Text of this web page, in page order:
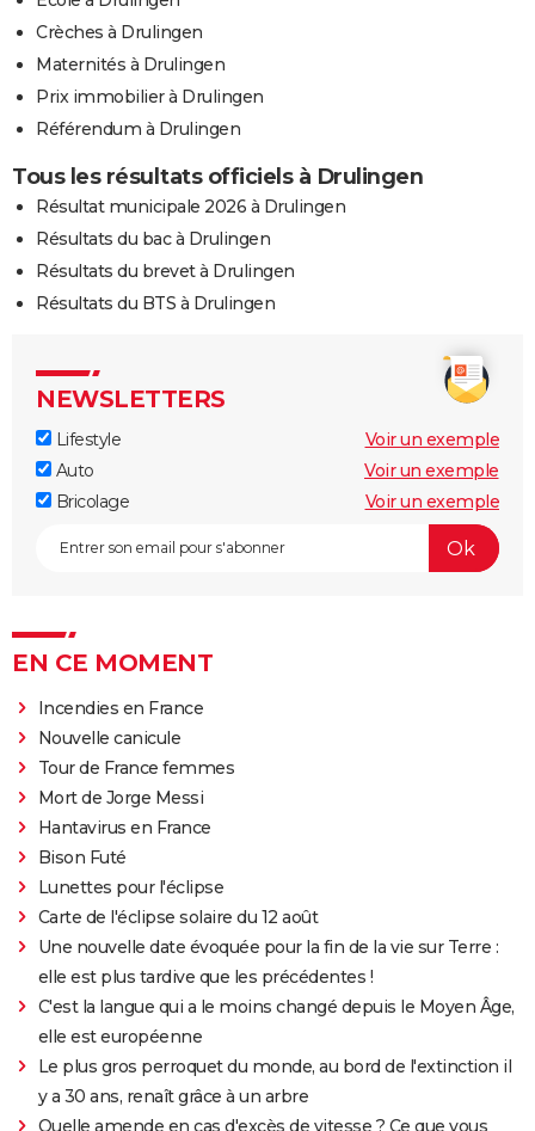
Crèches à Drulingen
Maternités à Drulingen
Prix immobilier à Drulingen
Référendum à Drulingen
Tous les résultats officiels à Drulingen
Résultat municipale 2026 à Drulingen
Résultats du bac à Drulingen
Résultats du brevet à Drulingen
Résultats du BTS à Drulingen
NEWSLETTERS
Lifestyle
Voir un exemple
Auto
Voir un exemple
Bricolage
Voir un exemple
EN CE MOMENT
Incendies en France
Nouvelle canicule
Tour de France femmes
Mort de Jorge Messi
Hantavirus en France
Bison Futé
Lunettes pour l'éclipse
Carte de l'éclipse solaire du 12 août
Une nouvelle date évoquée pour la fin de la vie sur Terre :
elle est plus tardive que les précédentes !
C'est la langue qui a le moins changé depuis le Moyen Âge,
elle est européenne
Le plus gros perroquet du monde, au bord de l'extinction il
y a 30 ans, renaît grâce à un arbre